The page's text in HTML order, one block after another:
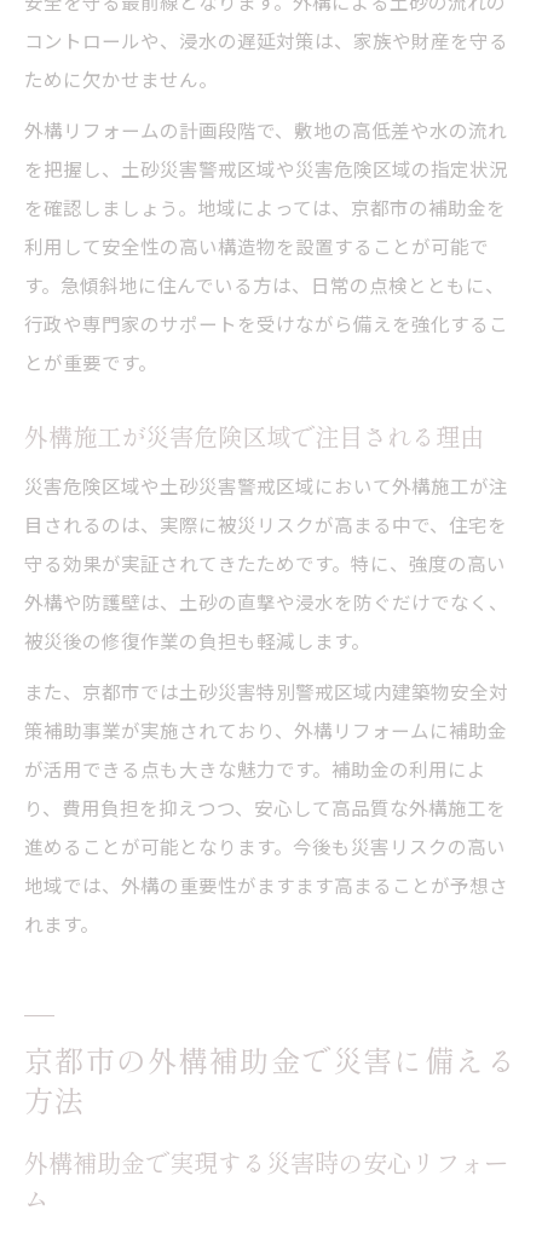
コントロールや、浸水の遅延対策は、家族や財産を守る
ために欠かせません。
外構リフォームの計画段階で、敷地の高低差や水の流れ
を把握し、土砂災害警戒区域や災害危険区域の指定状況
を確認しましょう。地域によっては、京都市の補助金を
利用して安全性の高い構造物を設置することが可能で
す。急傾斜地に住んでいる方は、日常の点検とともに、
行政や専門家のサポートを受けながら備えを強化するこ
とが重要です。
外構施工が災害危険区域で注目される理由
災害危険区域や土砂災害警戒区域において外構施工が注
目されるのは、実際に被災リスクが高まる中で、住宅を
守る効果が実証されてきたためです。特に、強度の高い
外構や防護壁は、土砂の直撃や浸水を防ぐだけでなく、
被災後の修復作業の負担も軽減します。
また、京都市では土砂災害特別警戒区域内建築物安全対
策補助事業が実施されており、外構リフォームに補助金
が活用できる点も大きな魅力です。補助金の利用によ
り、費用負担を抑えつつ、安心して高品質な外構施工を
進めることが可能となります。今後も災害リスクの高い
地域では、外構の重要性がますます高まることが予想さ
れます。
京都市の外構補助金で災害に備える
方法
外構補助金で実現する災害時の安心リフォー
ム